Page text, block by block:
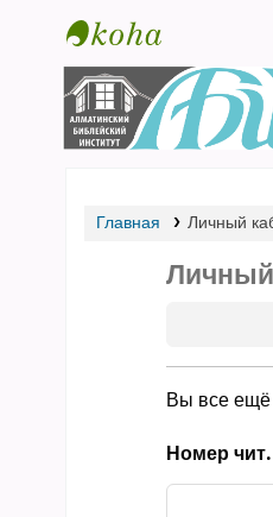
Библиотека АБИ
Главная Личный
Вы все ещё
Номер